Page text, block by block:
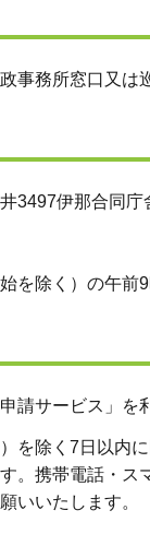
事務所窓口又は
3497伊那合同庁
を除く）の午前
請サービス」を
を除く7日以内に
。携帯電話・
いいたします。